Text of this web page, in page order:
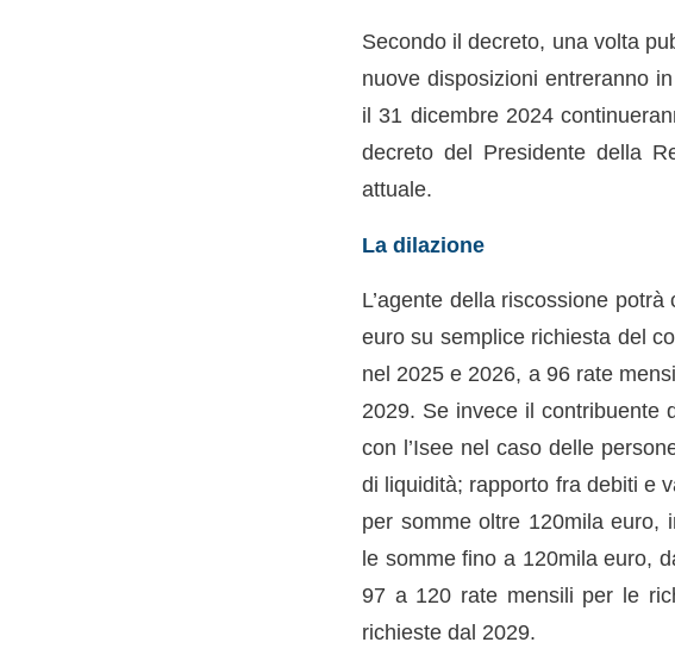
Secondo il decreto, una volta
nuove disposizioni entreranno
il 31 dicembre 2024
decreto del Presidente della
attuale.
La dilazione
L’agente della riscossione
euro su semplice richiesta del
nel 2025 e 2026, a 96 rate
2029. Se invece il contribuente
con l’Isee nel caso delle
di liquidità; rapporto fra debiti e
per somme oltre 120mila euro,
le somme fino a 120mila euro,
97 a 120 rate mensili per le
richieste dal 2029.